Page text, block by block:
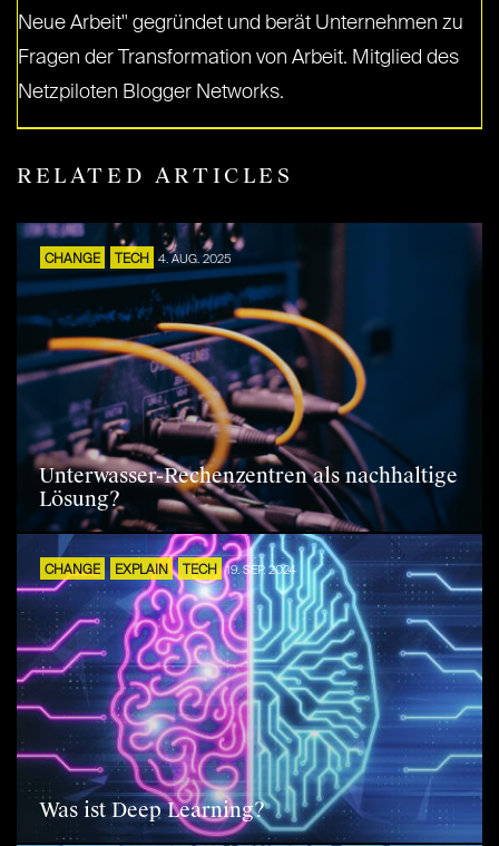
Neue Arbeit" gegründet und berät Unternehmen zu
Fragen der Transformation von Arbeit. Mitglied des
Netzpiloten Blogger Networks.
RELATED ARTICLES
CHANGE TECH 4. AUG. 2025
Unterwasser-Rechenzentren als nachhaltige
Lösung?
CHANGE EXPLAIN TECH 19. SEP. 2024
Was ist Deep Learning?